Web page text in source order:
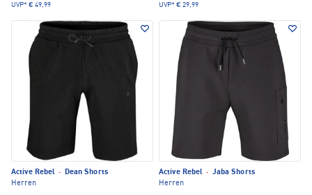
UVP* € 49,99 UVP* € 29,99
Active Rebel ·
Dean Shorts
Herren
Active Rebel · Jaba Shorts
Herren